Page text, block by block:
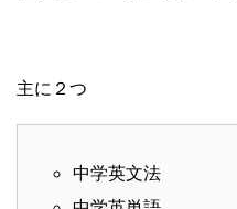
主に２つ
中学英文法